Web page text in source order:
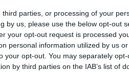
parties, or processing of your
by us, please use the below opt-out
your opt-out request is processed
personal information utilized by us
your opt-out. You may separately
by third parties on the IAB’s list of
e Demenze dell’AOU AL
vengono presi in carico
riabilitative di gruppo, con una